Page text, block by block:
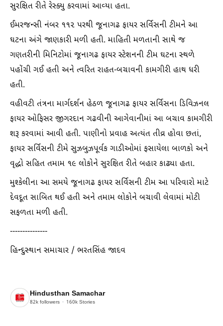
સુરક્ષિત રીતે રેસ્ક્યુ કરવામાં આવ્યા હતા.
ઈમરજન્સી નંબર ૧૧૨ પરથી જૂનાગઢ ફાયર સર્વિસની ટીમને આ
ઘટના અંગે જાણકારી મળી હતી. માહિતી મળતાની સાથે જ
ગણતરીની મિનિટોમાં જૂનાગઢ ફાયર સ્ટેશનની ટીમ ઘટના સ્થળે
પહોંચી ગઈ હતી અને ત્વરિત રાહત-બચાવની કામગીરી હાથ ધરી
હતી.
વહીવટી તંત્રના માર્ગદર્શન હેઠળ જૂનાગઢ ફાયર સર્વિસના ડિવિઝનલ
ફાયર ઓફિસર જીગરદાન ગઢવીની આગેવાનીમાં આ બચાવ કામગીરી
શરૂ કરવામાં આવી હતી. પાણીનો પ્રવાહ અત્યંત તીવ્ર હોવા છતાં,
ફાયર સર્વિસની ટીમે સુઝબુઝપૂર્વક ગાડીઓમાં ફસાયેલા બાળકો અને
વૃદ્ધો સહિત તમામ ૧૯ લોકોને સુરક્ષિત રીતે બહાર કાઢ્યા હતા.
મુશ્કેલીના આ સમયે જૂનાગઢ ફાયર સર્વિસની ટીમ આ પરિવારો માટે
દેવદૂત સાબિત થઈ હતી અને તમામ લોકોને બચાવી લેવામાં મોટી
સફળતા મળી હતી.
---------------
હિન્દુસ્થાન સમાચાર / ભરતસિંહ જાદવ
Hindusthan Samachar
82k followers 160k Stories